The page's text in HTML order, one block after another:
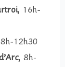
16h-
8h-12h30
8h-